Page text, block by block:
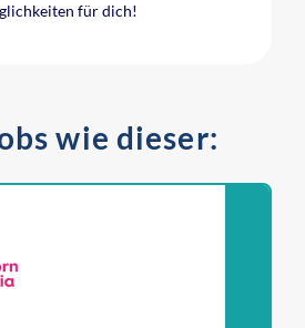
für dich!
wie dieser: